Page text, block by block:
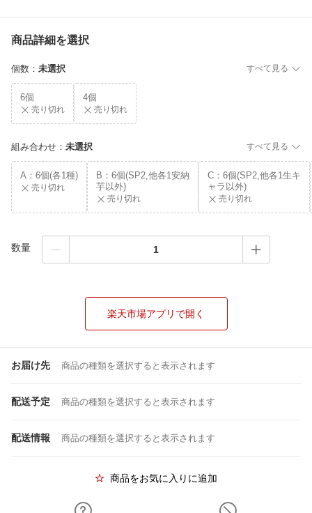
商品詳細を選択
個数 ： 未選択 すべて見る
6個
売り切れ
4個
売り切れ
組み合わせ ： 未選択 すべて見る
A：6個(各1種)
売り切れ
B：6個(SP2,他各1安納
芋以外)
売り切れ
C：6個(SP2,他各1生キ
ャラ以外)
売り切れ
数量
楽天市場アプリで開く
お届け先 商品の種類を選択すると表示されます
配送予定 商品の種類を選択すると表示されます
配送情報 商品の種類を選択すると表示されます
商品をお気に入りに追加